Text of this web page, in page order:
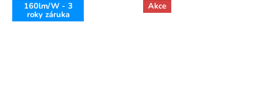
160lm/W - 3
roky záruka
Akce